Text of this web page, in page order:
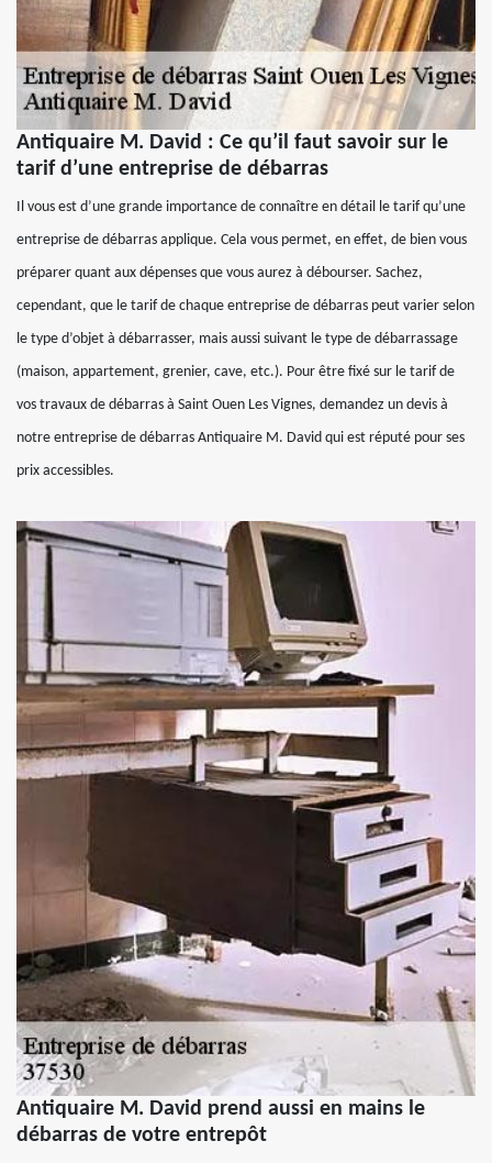
Antiquaire M. David : Ce qu’il faut savoir sur le
tarif d’une entreprise de débarras
Il vous est d’une grande importance de connaître en détail le tarif qu’une
entreprise de débarras applique. Cela vous permet, en effet, de bien vous
préparer quant aux dépenses que vous aurez à débourser. Sachez,
cependant, que le tarif de chaque entreprise de débarras peut varier selon
le type d’objet à débarrasser, mais aussi suivant le type de débarrassage
(maison, appartement, grenier, cave, etc.). Pour être fixé sur le tarif de
vos travaux de débarras à Saint Ouen Les Vignes, demandez un devis à
notre entreprise de débarras Antiquaire M. David qui est réputé pour ses
prix accessibles.
Antiquaire M. David prend aussi en mains le
débarras de votre entrepôt